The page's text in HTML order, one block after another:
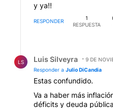
y ya!!
RESPONDER
1
RESPUESTA
LS Luis Silveyra
9 DE
Responder a Julio DiCandia
Estas confundido.
Va a haber más
déficits y deuda